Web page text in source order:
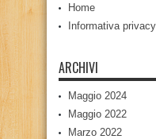
Home
Informativa privacy
ARCHIVI
Maggio 2024
Maggio 2022
Marzo 2022